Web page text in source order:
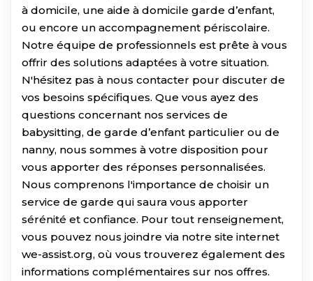
à domicile, une aide à domicile garde d’enfant,
ou encore un accompagnement périscolaire.
Notre équipe de professionnels est prête à vous
offrir des solutions adaptées à votre situation.
N'hésitez pas à nous contacter pour discuter de
vos besoins spécifiques. Que vous ayez des
questions concernant nos services de
babysitting, de garde d’enfant particulier ou de
nanny, nous sommes à votre disposition pour
vous apporter des réponses personnalisées.
Nous comprenons l'importance de choisir un
service de garde qui saura vous apporter
sérénité et confiance. Pour tout renseignement,
vous pouvez nous joindre via notre site internet
we-assist.org, où vous trouverez également des
informations complémentaires sur nos offres.